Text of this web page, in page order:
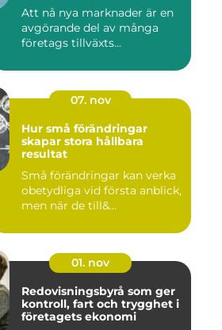
Att nå nya marknader är en
avgörande del av många
företags tillväxts...
07. nov
Hur små förändringar
skapar stora hållbara
resultat
Små förändringar kan verka
obetydliga vid första anblick,
men när de till&...
01. nov
Redovisningsbyrå som ger
kontroll, fart och trygghet i
företagets ekonomi